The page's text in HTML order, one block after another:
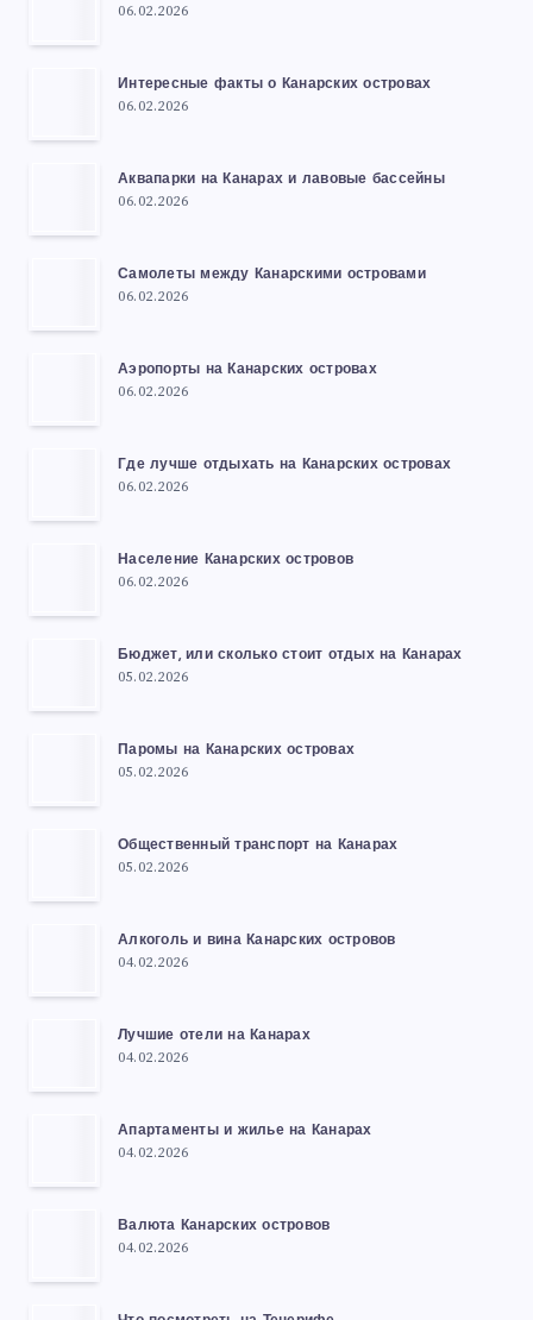
06.02.2026
Интересные факты о Канарских островах
06.02.2026
Аквапарки на Канарах и лавовые бассейны
06.02.2026
Самолеты между Канарскими островами
06.02.2026
Аэропорты на Канарских островах
06.02.2026
Где лучше отдыхать на Канарских островах
06.02.2026
Население Канарских островов
06.02.2026
Бюджет, или сколько стоит отдых на Канарах
05.02.2026
Паромы на Канарских островах
05.02.2026
Общественный транспорт на Канарах
05.02.2026
Алкоголь и вина Канарских островов
04.02.2026
Лучшие отели на Канарах
04.02.2026
Апартаменты и жилье на Канарах
04.02.2026
Валюта Канарских островов
04.02.2026